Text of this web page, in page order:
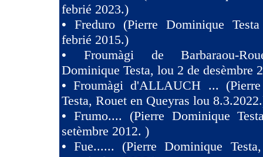
febrié 2023.)
• Freduro (Pierre Dominique
febrié 2015.)
• Froumàgi de Barbaraou-
Dominique Testa, lou 2 de desèmbre
•Froumàgi d'ALLAUCH ...
Testa, Rouet en Queyras lou
• Frumo.... (Pierre Dominique
setèmbre 2012. )
•Fue...... (Pierre Dominique